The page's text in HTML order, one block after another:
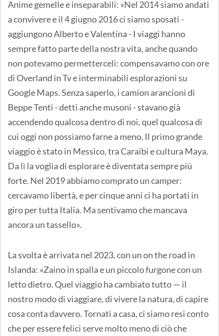
Anime gemelle e inseparabili: «Nel 2014 siamo andati
a convivere e il 4 giugno 2016 ci siamo sposati -
aggiungono Alberto e Valentina - I viaggi hanno
sempre fatto parte della nostra vita, anche quando
non potevamo permetterceli: compensavamo con ore
di Overland in Tv e interminabili esplorazioni su
Google Maps. Senza saperlo, i camion arancioni di
Beppe Tenti - detti anche musoni - stavano già
accendendo qualcosa dentro di noi, quel qualcosa di
cui oggi non possiamo farne a meno. Il primo grande
viaggio è stato in Messico, tra Caraibi e cultura Maya.
Da lì la voglia di esplorare è diventata sempre più
forte. Nel 2019 abbiamo comprato un camper:
cercavamo libertà, e per cinque anni ci ha portati in
giro per tutta Italia. Ma sentivamo che mancava
ancora un tassello».
La svolta è arrivata nel 2023, con un on the road in
Islanda: «Zaino in spalla e un piccolo furgone con un
letto dietro. Quel viaggio ha cambiato tutto — il
nostro modo di viaggiare, di vivere la natura, di capire
cosa conta davvero. Tornati a casa, ci siamo resi conto
che per essere felici serve molto meno di ciò che